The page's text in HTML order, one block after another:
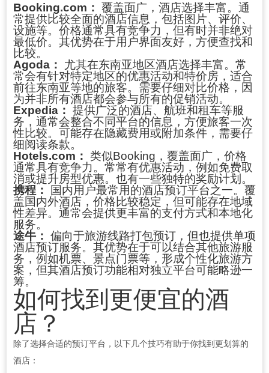
Booking.com： 覆盖面广，酒店选择丰富。通
常提供比较全面的酒店信息，包括图片、评价、
设施等。价格通常具有竞争力，但有时并非绝对
最低价。其优势在于用户界面友好，方便查找和
比较。
Agoda： 尤其在东南亚地区酒店选择丰富。常
常会有针对特定地区的优惠活动和特价房，适合
前往东南亚等地的旅客。需要仔细对比价格，因
为并非所有酒店都会参与所有的促销活动。
Expedia： 提供广泛的酒店、航班和租车等服
务，通常会整合不同平台的信息，方便旅客一次
性比较。可能存在隐藏费用或附加条件，需要仔
细阅读条款。
Hotels.com： 类似Booking，覆盖面广，价格
通常具有竞争力。常常有优惠活动，例如免费取
消或提升房型优惠。也有一些独特的奖励计划。
携程：
国内用户最常用的酒店预订平台之一。覆
盖国内外酒店，价格比较稳定，但可能存在地域
性差异。通常会提供更丰富的支付方式和本地化
服务。
途牛： 偏向于旅游线路打包预订，但也提供单项
酒店预订服务。其优势在于可以结合其他旅游服
务，例如机票、景点门票等，形成个性化旅游方
案，但其酒店预订功能相对独立平台可能略逊一
筹。
如何找到更便宜的酒
店？
除了选择合适的预订平台，以下几个技巧有助于你找到更划算的
酒店：